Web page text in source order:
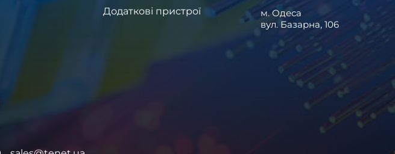
Додаткові пристрої
м. Одеса
вул. Базарна, 106